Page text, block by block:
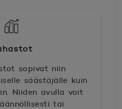
sopivat niin
säästäjälle kuin
Niiden avulla voit
tai